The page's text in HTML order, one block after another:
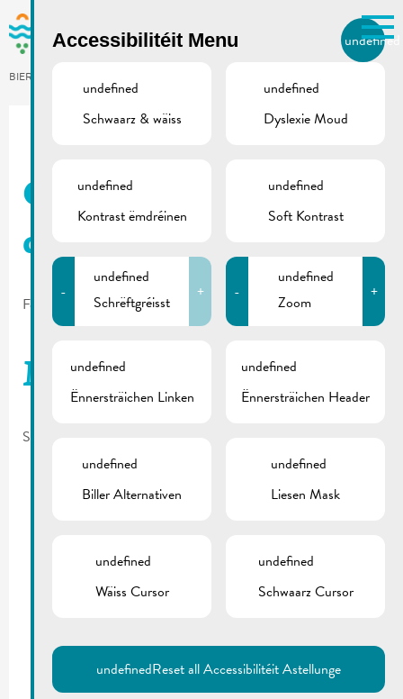
Skip to main content
BIERGER.REMICH.LU
Utilisez la recherche pour
Comme par exemple des contacts, des
Crue | Carte niveau
d’eau
February 18, 2021
Mesures anti-crues
September 11, 2017
Accessibilitéit Menu undefined
undefined
Schwaarz & wäiss
undefined
Dyslexie Moud
undefined
Kontrast ëmdréinen
undefined
Soft Kontrast
-
undefined
Schrëftgréisst
+ -
undefined
Zoom
+
undefined
Ënnersträichen Linken
undefined
Ënnersträichen Header
undefined
Biller Alternativen
undefined
Liesen Mask
undefined
Wäiss Cursor
undefined
Schwaarz Cursor
undefinedReset all Accessibilitéit Astellunge